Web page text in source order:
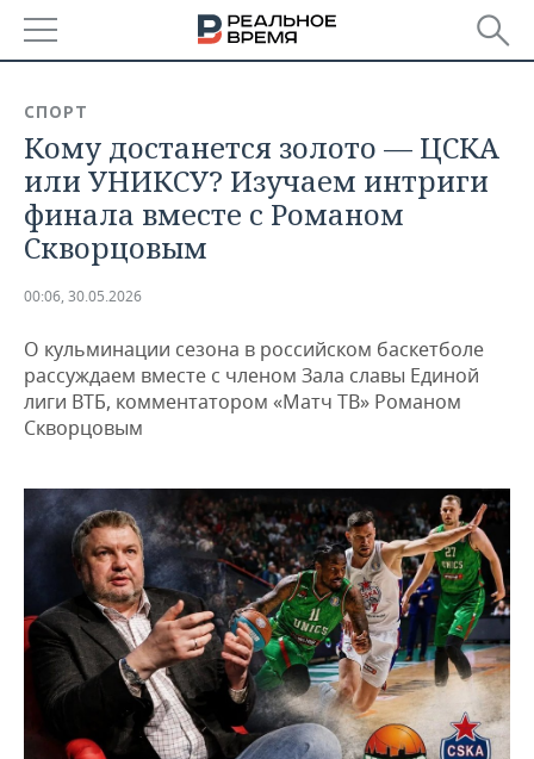
БАШКОРТОСТАН
ТАТАРСТАН
УДМУРТИЯ
НОВОСТИ
АНАЛИТИКА
НОВОСТИ АНАЛИТИКИ
ДЕКЛАРАЦИИ О ДОХОДАХ
КОРОЛИ ГОСЗАКАЗА ПФО
ВУЗЫ ТАТАРСТАНА
ТОРГОВЫЕ ЦЕНТРЫ
ТАТАРСТАНА
ЭКОНОМИКА
НОВОСТИ ЭКОНОМИКИ
ФИНАНСЫ
БАНКИ
ИНВЕСТИЦИИ
ПРОМЫШЛЕННОСТЬ
НОВОСТИ
ПРОМЫШЛЕННОСТИ
АГРОПРОМ
МАШИНОСТРОЕНИЕ
НЕФТЕХИМИЯ
НЕФТЬ
ОПК
ЭНЕРГЕТИКА
НЕДВИЖИМОСТЬ
НОВОСТИ НЕДВИЖИМОСТИ
АВТО
НОВОСТИ БИЗНЕСА
РОЗНИЧНАЯ ТОРГОВЛЯ
ТРАНСПОРТ
УСЛУГИ
ТЕХНОЛОГИИ
НОВОСТИ ТЕХНОЛОГИЙ
IT
МЕДИА
ТЕЛЕКОММУНИКАЦИИ
МЕРОПРИЯТИЯ
НОВОСТИ МЕРОПРИЯТИЙ
ВЫЕЗДНАЯ РЕДАКЦИЯ
БИЗНЕС-БРАНЧИ
СПОРТ
НОВОСТИ СПОРТА
ФУТБОЛ
ОБЩЕСТВО
НОВОСТИ ОБЩЕСТВА
ФОТОГАЛЕРЕЯ
СПОРТ
Кому достанется золото — ЦСКА
или УНИКСУ? Изучаем интриги
финала вместе с Романом
Скворцовым
00:06, 30.05.2026
О кульминации сезона в российском баскетболе
рассуждаем вместе с членом Зала славы Единой
лиги ВТБ, комментатором «Матч ТВ» Романом
Скворцовым